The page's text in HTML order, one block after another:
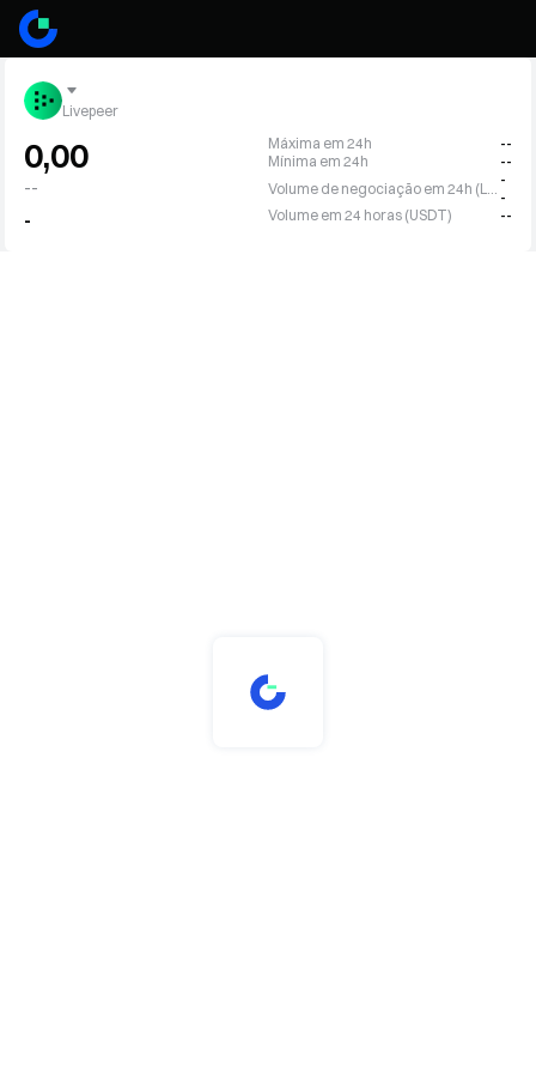
Livepeer
0,00
--
-
Máxima em 24h
--
Mínima em 24h
--
-
-
Volume em 24 horas (USDT)
--